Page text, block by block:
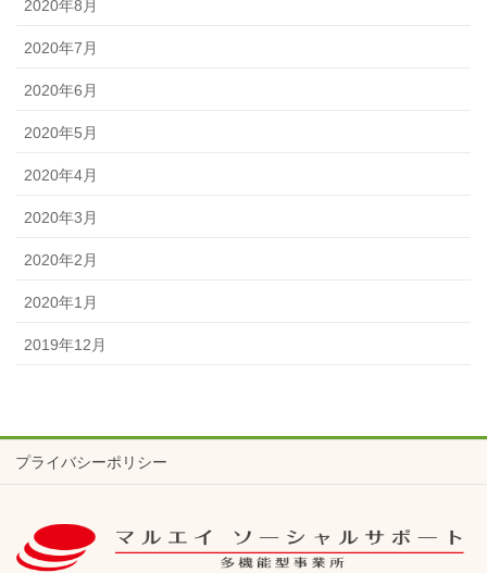
2020年8月
2020年7月
2020年6月
2020年5月
2020年4月
2020年3月
2020年2月
2020年1月
2019年12月
プライバシーポリシー